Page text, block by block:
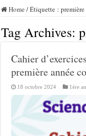
Home /Étiquette :
Tag Archives:
Cahier
première année
18 octobre 2024 1ére